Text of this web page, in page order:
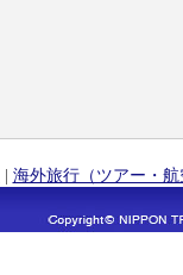
| 海外旅行（ツアー・航